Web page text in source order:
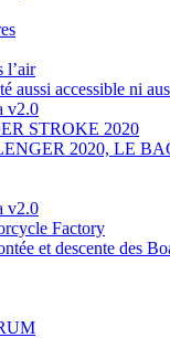
l’air
aussi accessible ni
v2.0
STROKE 2020
2020, LE
v2.0
Factory
et descente des